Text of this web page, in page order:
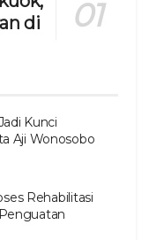
di
Kunci
Aji Wonosobo
Rehabilitasi